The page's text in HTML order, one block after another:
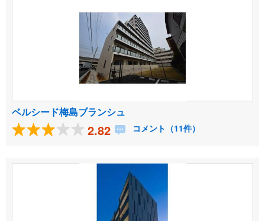
ベルシード梅島ブランシュ
2.82 コメント（11件）